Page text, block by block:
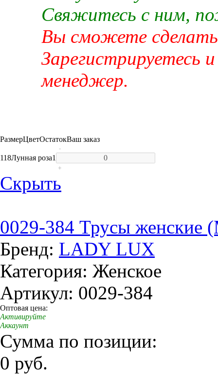
Свяжитесь с ним,
Вы сможете сделать
Зарегистрируетесь
менеджер.
РазмерЦветОстатокВаш заказ
118Лунная роза1
-
+
Скрыть
0029-384 Трусы женские
Бренд: LADY LUX
Категория: Женское
Артикул: 0029-384
Оптовая цена:
Активируйте
Аккаунт
Сумма по позиции:
0 руб.